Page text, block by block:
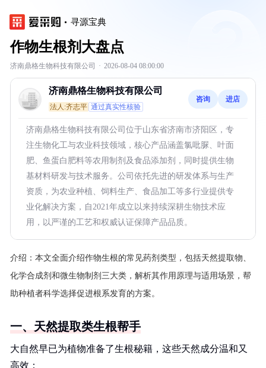
寻源宝典
作物生根剂大盘点
济南鼎格生物科技有限公司 · 2026-08-04 08:00:00
济南鼎格生物科技有限公司
法人:齐志平 通过真实性核验
咨询 进店
济南鼎格生物科技有限公司位于山东省济南市济阳区，专
注生物化工与农业科技领域，核心产品涵盖氯吡脲、叶面
肥、鱼蛋白肥料等农用制剂及食品添加剂，同时提供生物
基材料研发与技术服务。公司依托先进的研发体系与生产
资质，为农业种植、饲料生产、食品加工等多行业提供专
业化解决方案，自2021年成立以来持续深耕生物技术应
用，以严谨的工艺和权威认证保障产品品质。
介绍： 本文全面介绍作物生根的常见药剂类型，包括天然提取物、
化学合成剂和微生物制剂三大类，解析其作用原理与适用场景，帮
助种植者科学选择促进根系发育的方案。
一、天然提取类生根帮手
大自然早已为植物准备了生根秘籍，这些天然成分温和又
高效：